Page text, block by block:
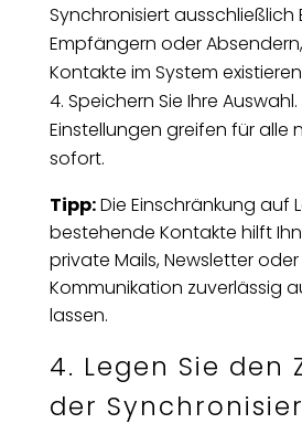
Synchronisiert ausschließlich
Empfängern oder
Kontakte im System
Speichern Sie Ihre Auswahl.
Einstellungen greifen für alle
sofort.
Tipp:Die Einschränkung auf
bestehende Kontakte hilft
private Mails, Newsletter
Kommunikation zuverlässig
lassen.
4. Legen Sie den
der